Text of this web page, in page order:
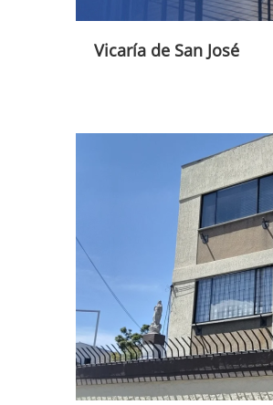
Vicaría de San José